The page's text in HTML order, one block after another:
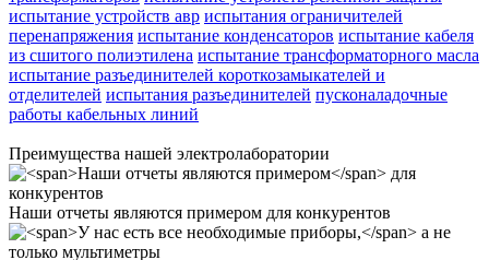
испытание устройств авр испытания ограничителей
перенапряжения испытание конденсаторов испытание кабеля
из сшитого полиэтилена испытание трансформаторного масла
испытание разъединителей короткозамыкателей и
отделителей испытания разъединителей пусконаладочные
работы кабельных линий
Преимущества нашей электролаборатории
Наши отчеты являются примером для конкурентов